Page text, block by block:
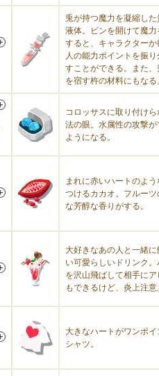
兎が持つ魔力を凝縮した
液体。ビンを開けて魔力
すると、キャラクターか
人の能力ポイントを振
すことができる。また、
を宿す杵の材料にもなる
コロッサスに取り付けら
法の眼。水属性の攻撃が
ようになる。
まれに赤いハートのよ
つけるカカオ。フルーツ
な芳醇な香りがする。
大好きなあの人と一緒に
い可愛らしいドリンク。
を沢山飛ばして相手にア
もできるけど、炎上注意
大きなハートがワンポイ
シャツ。